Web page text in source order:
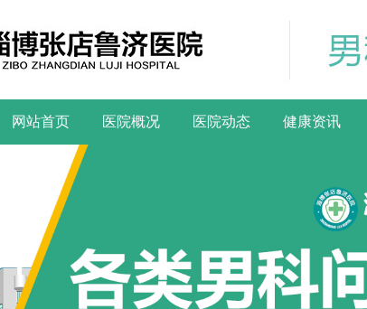
网站首页 医院概况 医院动态 健康资讯